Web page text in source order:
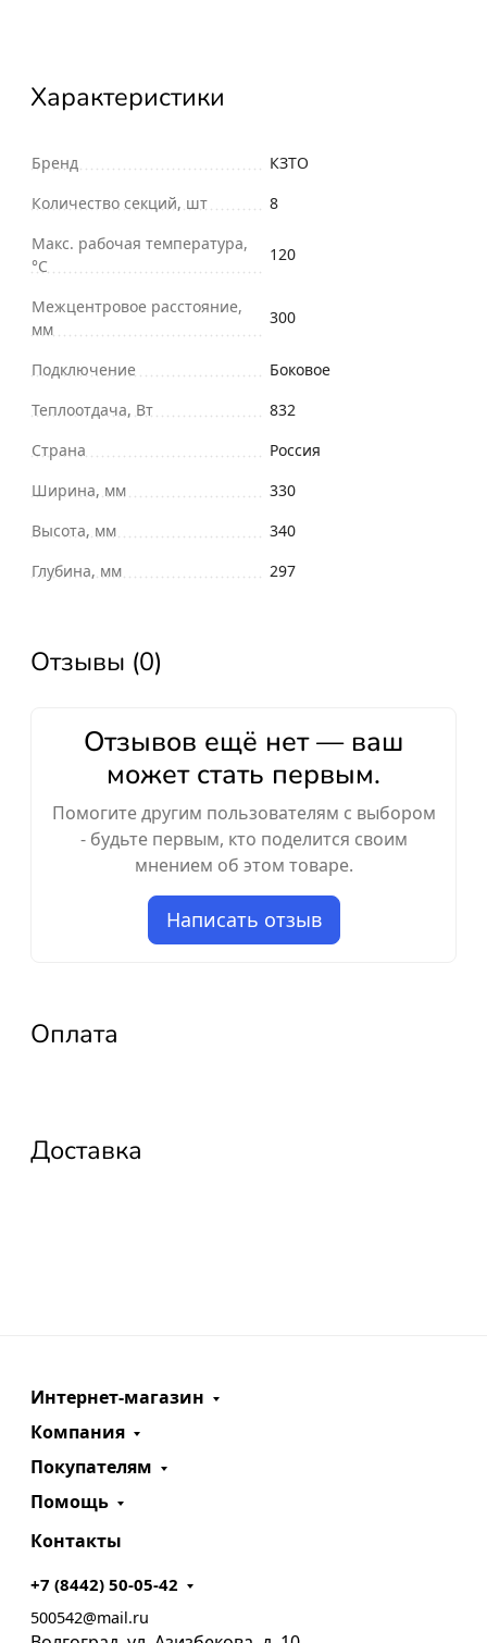
Характеристики
Бренд
КЗТО
Количество секций, шт
8
Макс. рабочая температура,
°С
120
Межцентровое расстояние,
мм
300
Подключение
Боковое
Теплоотдача, Вт
832
Страна
Россия
Ширина, мм
330
Высота, мм
340
Глубина, мм
297
Отзывы (0)
Отзывов ещё нет — ваш
может стать первым.
Помогите другим пользователям с выбором
- будьте первым, кто поделится своим
мнением об этом товаре.
Написать отзыв
Оплата
Доставка
Интернет-магазин
Компания
Покупателям
Помощь
Контакты
+7 (8442) 50-05-42
500542@mail.ru